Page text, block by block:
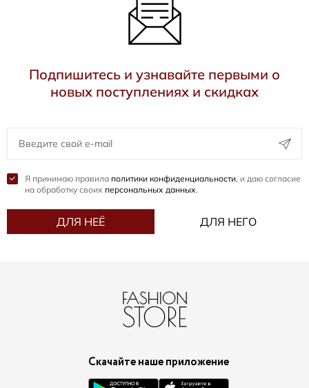
Подпишитесь и узнавайте первыми о
новых поступлениях и скидках
Я принимаю правила политики конфиденциальности, и даю согласие
на обработку своих персональных данных.
ДЛЯ НЕЁ ДЛЯ НЕГО
Скачайте наше приложение